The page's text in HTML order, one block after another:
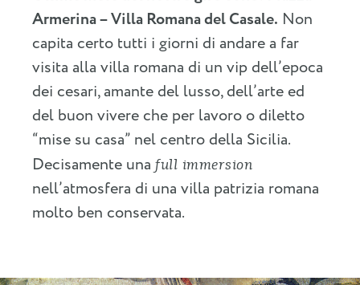
Armerina – Villa Romana del Casale. Non
capita certo tutti i giorni di andare a far
visita alla villa romana di un vip dell’epoca
dei cesari, amante del lusso, dell’arte ed
del buon vivere che per lavoro o diletto
“mise su casa” nel centro della Sicilia.
Decisamente una full immersion
nell’atmosfera di una villa patrizia romana
molto ben conservata.